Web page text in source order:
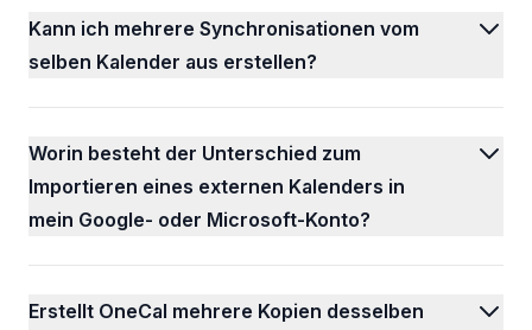
Kann ich mehrere Synchronisationen vom
selben Kalender aus erstellen?
Worin besteht der Unterschied zum
Importieren eines externen Kalenders in
mein Google- oder Microsoft-Konto?
Erstellt OneCal mehrere Kopien desselben